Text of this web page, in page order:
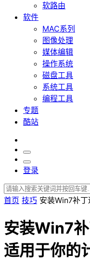
软路由
软件
MAC系列
图像处理
媒体编辑
操作系统
磁盘工具
系统工具
编程工具
专题
酷站
登录
首页 技巧 安装Win7补
安装Win7
适用于你的